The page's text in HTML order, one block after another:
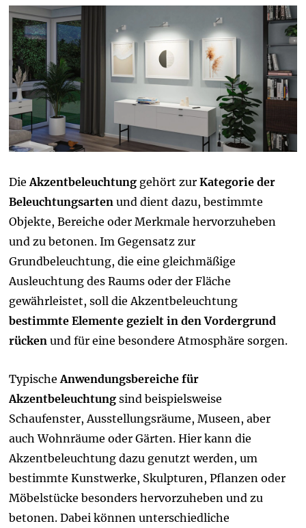
DieAkzentbeleuchtung gehört zurKategorie der
Beleuchtungsarten und dient dazu, bestimmte
Objekte, Bereiche oder Merkmale hervorzuheben
und zu betonen. Im Gegensatz zur
Grundbeleuchtung, die eine gleichmäßige
Ausleuchtung des Raums oder der Fläche
gewährleistet, soll die Akzentbeleuchtung
bestimmte Elemente gezielt in den Vordergrund
rücken und für eine besondere Atmosphäre sorgen.
TypischeAnwendungsbereiche für
Akzentbeleuchtung sind beispielsweise
Schaufenster, Ausstellungsräume, Museen, aber
auch Wohnräume oder Gärten. Hier kann die
Akzentbeleuchtung dazu genutzt werden, um
bestimmte Kunstwerke, Skulpturen, Pflanzen oder
Möbelstücke besonders hervorzuheben und zu
betonen. Dabei können unterschiedliche